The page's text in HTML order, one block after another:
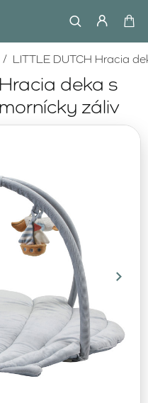
deka s
záliv
LITTLE DUTCH Hracia